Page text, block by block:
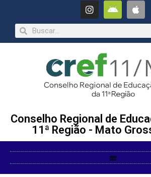
Conselho Regional de
11ª Região - Mato